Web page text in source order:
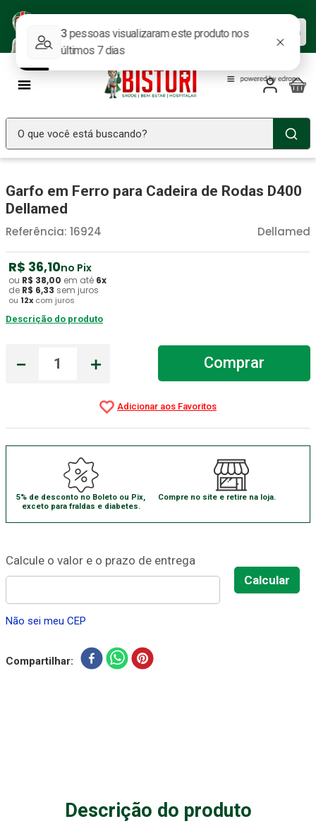
ofertas.
Baixar agora
O que você está buscando?
Garfo em Ferro para Cadeira de Rodas D400
Dellamed
Dellamed
Referência: 16924
R$ 36,10no Pix
ou R$ 38,00 em até 6x
de R$ 6,33 sem juros
ou 12x com juros
Descrição do produto
＋
－ Comprar
5% de desconto no Boleto ou Pix,
exceto para fraldas e diabetes.
Compre no site e retire na loja.
Não sei meu CEP
Compartilhar
Descrição do produto
1º Seringa Insulina
2º Fralda Geriatrica
3 º Luva Latex
4º Estetoscopio Littmann
5 º Littmann
º Absorvente Geriatrico
Aparelho Pressão